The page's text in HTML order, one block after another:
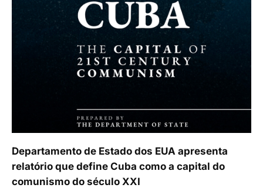
Departamento de Estado dos EUA apresenta
relatório que define Cuba como a capital do
comunismo do século XXI